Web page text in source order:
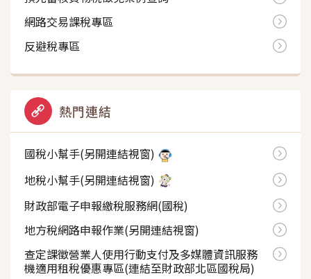
網路交易課稅專區
反避稅專區
熱門連結
國稅小幫手(另開連結視窗)
地稅小幫手(另開連結視窗)
財政部電子申報繳稅服務網(國稅)
地方稅網路申報作業(另開連結視窗)
查定課徵營業人使用行動支付及多媒體資訊服務
機適用租稅優惠專區(連結至財政部北區國稅局)